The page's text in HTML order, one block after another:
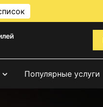
Популярные услуги